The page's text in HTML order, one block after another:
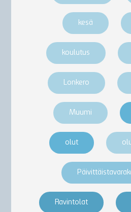
kesä
koulutus
Lonkero
Muumi
olut
Ravintolat